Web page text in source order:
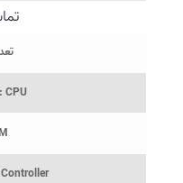
CPU :
:
: